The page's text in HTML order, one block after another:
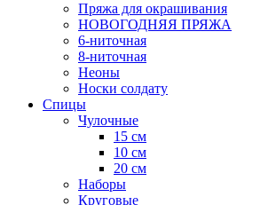
Пряжа для окрашивания
НОВОГОДНЯЯ ПРЯЖА
6-ниточная
8-ниточная
Неоны
Носки солдату
Спицы
Чулочные
15 см
10 см
20 см
Наборы
Круговые